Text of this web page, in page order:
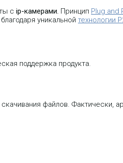
с ip-камерами. Принцип Plug and
уникальной технологии
поддержка продукта.
файлов. Фактически,